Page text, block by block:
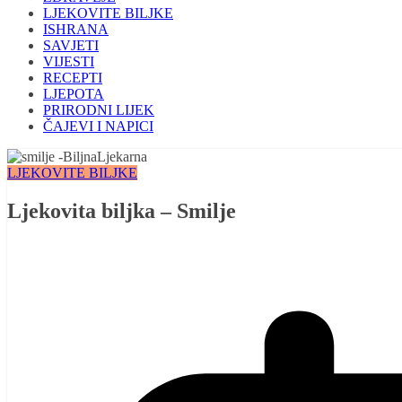
LJEKOVITE BILJKE
ISHRANA
SAVJETI
VIJESTI
RECEPTI
LJEPOTA
PRIRODNI LIJEK
ČAJEVI I NAPICI
LJEKOVITE BILJKE
Ljekovita biljka – Smilje